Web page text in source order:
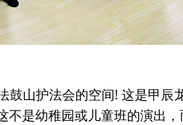
鼓山护法会的空间! 这是甲
是幼稚园或儿童班的演出